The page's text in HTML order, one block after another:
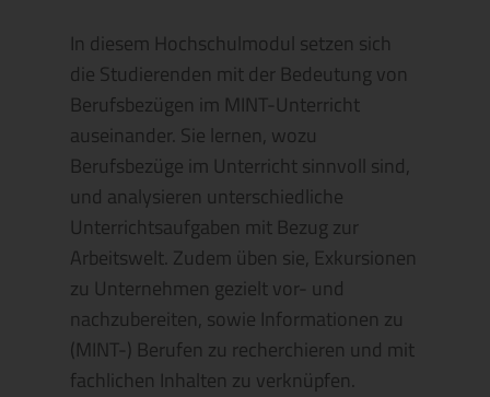
In diesem Hochschulmodul setzen sich
die Studierenden mit der Bedeutung von
Berufsbezügen im MINT-Unterricht
auseinander. Sie lernen, wozu
Berufsbezüge im Unterricht sinnvoll sind,
und analysieren unterschiedliche
Unterrichtsaufgaben mit Bezug zur
Arbeitswelt. Zudem üben sie, Exkursionen
zu Unternehmen gezielt vor- und
nachzubereiten, sowie Informationen zu
(MINT-) Berufen zu recherchieren und mit
fachlichen Inhalten zu verknüpfen.